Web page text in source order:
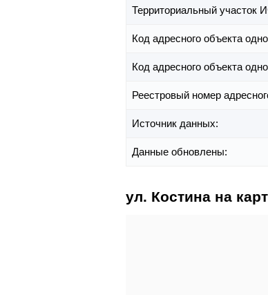
Территориальный участок
Код адресного объекта
Код адресного объекта
Реестровый номер
Источник данных:
Данные обновлены:
ул. Костина на